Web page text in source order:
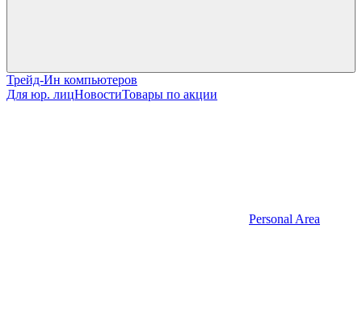
Трейд-Ин компьютеров
Для юр. лицНовостиТовары по акции
Personal Area